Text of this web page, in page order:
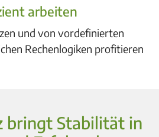
arbeiten
und von vordefinierten
Rechenlogiken profitieren
bringt Stabilität in